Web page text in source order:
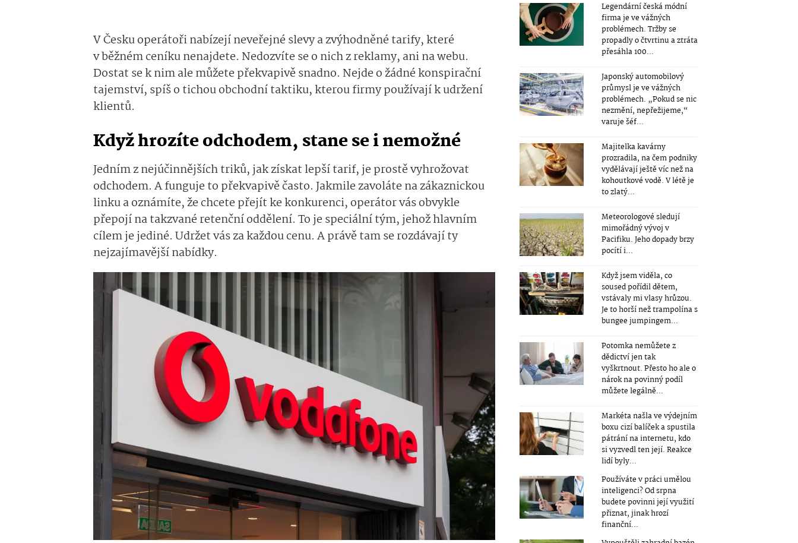
V Česku operátoři nabízejí neveřejné slevy a zvýhodněné tarify, které
v běžném ceníku nenajdete. Nedozvíte se o nich z reklamy, ani na webu.
Dostat se k nim ale můžete překvapivě snadno. Nejde o žádné konspirační
tajemství, spíš o tichou obchodní taktiku, kterou firmy používají k udržení
klientů.
Když hrozíte odchodem, stane se i nemožné
Jedním z nejúčinnějších triků, jak získat lepší tarif, je prostě vyhrožovat
odchodem. A funguje to překvapivě často. Jakmile zavoláte na zákaznickou
linku a oznámíte, že chcete přejít ke konkurenci, operátor vás obvykle
přepojí na takzvané retenční oddělení. To je speciální tým, jehož hlavním
cílem je jediné. Udržet vás za každou cenu. A právě tam se rozdávají ty
nejzajímavější nabídky.
Legendární česká módní
firma je ve vážných
problémech. Tržby se
propadly o čtvrtinu a ztráta
přesáhla 100...
Japonský automobilový
průmysl je ve vážných
problémech. „Pokud se nic
nezmění, nepřežijeme,“
varuje šéf...
Majitelka kavárny
prozradila, na čem podniky
vydělávají ještě víc než na
kohoutkové vodě. V létě je
to zlatý...
Meteorologové sledují
mimořádný vývoj v
Pacifiku. Jeho dopady brzy
pocítí i...
Když jsem viděla, co
soused pořídil dětem,
vstávaly mi vlasy hrůzou.
Je to horší než trampolína s
bungee jumpingem...
Potomka nemůžete z
dědictví jen tak
vyškrtnout. Přesto ho ale o
nárok na povinný podíl
můžete legálně...
Markéta našla ve výdejním
boxu cizí balíček a spustila
pátrání na internetu, kdo
si vyzvedl ten její. Reakce
lidí byly...
Používáte v práci umělou
inteligenci? Od srpna
budete povinni její využití
přiznat, jinak hrozí
finanční...